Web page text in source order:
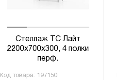
Стеллаж ТС Лайт
2200х700х300, 4 полки
перф.
Код товара: 197150